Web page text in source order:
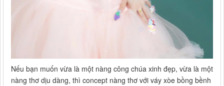
Nếu bạn muốn vừa là một nàng công chúa xinh đẹp, vừa là một
nàng thơ dịu dàng, thì concept nàng thơ với váy xòe bồng bềnh